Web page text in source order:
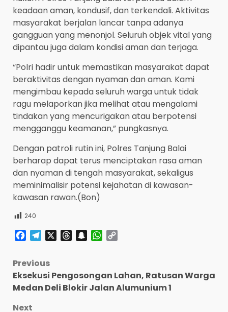
keadaan aman, kondusif, dan terkendali. Aktivitas
masyarakat berjalan lancar tanpa adanya
gangguan yang menonjol. Seluruh objek vital yang
dipantau juga dalam kondisi aman dan terjaga.
“Polri hadir untuk memastikan masyarakat dapat
beraktivitas dengan nyaman dan aman. Kami
mengimbau kepada seluruh warga untuk tidak
ragu melaporkan jika melihat atau mengalami
tindakan yang mencurigakan atau berpotensi
mengganggu keamanan,” pungkasnya.
Dengan patroli rutin ini, Polres Tanjung Balai
berharap dapat terus menciptakan rasa aman
dan nyaman di tengah masyarakat, sekaligus
meminimalisir potensi kejahatan di kawasan-
kawasan rawan.(Bon)
240
Facebook
TelegramThreadsSnapchatWhatsApp
Post
navigation
Previous
Eksekusi Pengosongan Lahan, Ratusan Warga
Medan Deli Blokir Jalan Alumunium 1
Next